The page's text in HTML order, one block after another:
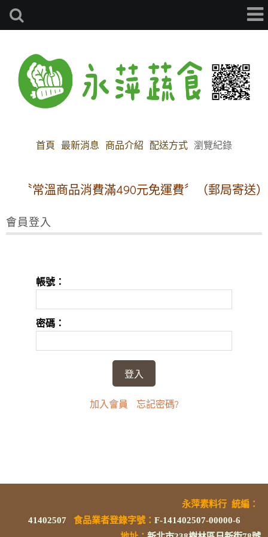
首頁 最新消息 商品介紹 配送方式 瀏覽紀錄
〝常溫商品消費滿490元免運費〞（郵局寄送）
會員登入
帳號：
密碼：
加入會員 忘記密碼?
永萍素料行 統編 ：
41402507
食品業者登錄字號： F-141402507-00000-6